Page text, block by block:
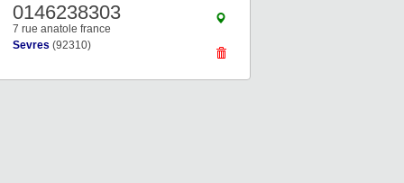
0146238303
7 rue anatole france
Sevres (92310)